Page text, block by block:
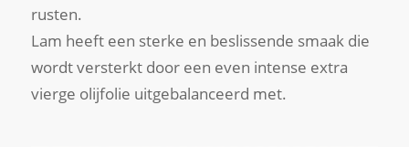
rusten.
Lam heeft een sterke en beslissende smaak die
wordt versterkt door een even intense extra
vierge olijfolie uitgebalanceerd met.